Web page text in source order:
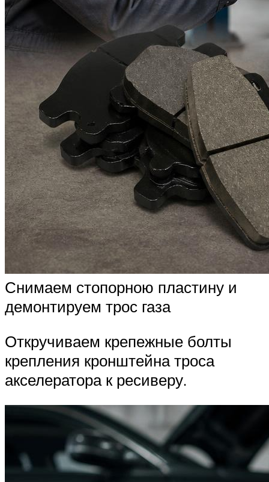
Снимаем стопорною пластину и
демонтируем трос газа
Откручиваем крепежные болты
крепления кронштейна троса
акселератора к ресиверу.